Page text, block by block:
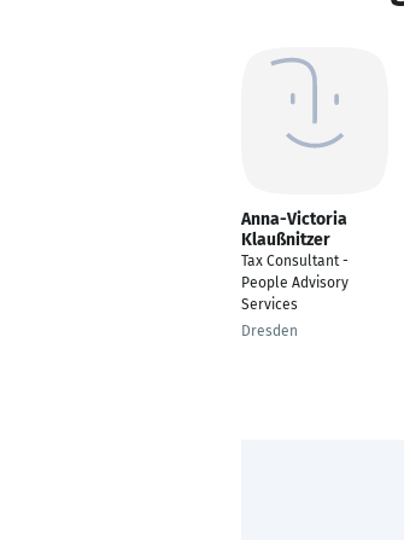
Anna-Victoria
Klaußnitzer
Tax Consultant -
People Advisory
Services
Dresden